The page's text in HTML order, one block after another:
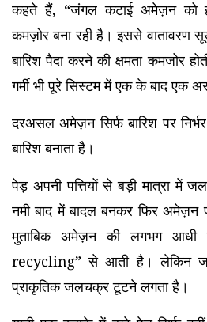
कहते हैं, “जंगल कटाई अमेज़न को
कमज़ोर बना रही है। इससे
बारिश पैदा करने की क्षमता कमजोर
गर्मी भी पूरे सिस्टम में एक के बाद एक
दरअसल अमेज़न सिर्फ बारिश पर
बारिश बनाता है।
पेड़ अपनी पत्तियों से बड़ी मात्रा में
नमी बाद में बादल बनकर फिर अमेज़न
मुताबिक अमेज़न की लगभग आधी
recycling” से आती है। लेकिन
प्राकृतिक जलचक्र टूटने लगता है।